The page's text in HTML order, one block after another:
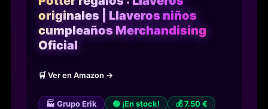
originales | Llaveros niños
cumpleaños Merchandising
Oficial
🛒 Ver en Amazon →
🏭 Grupo Erik 🟢 ¡En stock!
💰 7.50 €